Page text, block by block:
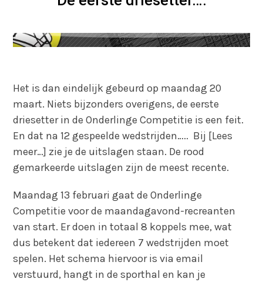
Het is dan eindelijk gebeurd op maandag 20
maart. Niets bijzonders overigens, de eerste
driesetter in de Onderlinge Competitie is een feit.
En dat na 12 gespeelde wedstrijden….. Bij [Lees
meer…] zie je de uitslagen staan. De rood
gemarkeerde uitslagen zijn de meest recente.
Maandag 13 februari gaat de Onderlinge
Competitie voor de maandagavond-recreanten
van start. Er doen in totaal 8 koppels mee, wat
dus betekent dat iedereen 7 wedstrijden moet
spelen. Het schema hiervoor is via email
verstuurd, hangt in de sporthal en kan je